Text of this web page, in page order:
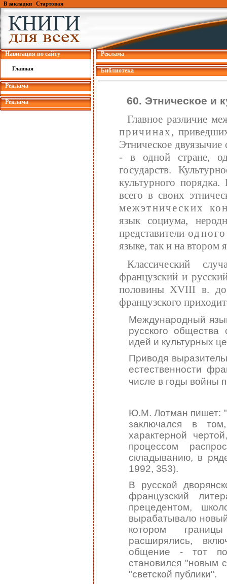
В закладки Стартовая
Навигация по сайту
Главная
Реклама
Реклама
Реклама
Библиотека
60. Этническое и
Главное различие
причинах,
Этническое
- в одной стране,
государств.
культурного
всего в своих
межэтнических
язык социума,
представителиодного
языке, так и на втором
Классический
французский и
половины XVIII в. до
французского
Международный
русского
идей и культурных
Приводя
естественности
числе в годы войны
Ю.М. Лотман пишет:
заключался в
характерной
процессом
складыванию, в
1992, 353).
В русской
французский
прецедентом,
вырабатывало
котором
расширялись,
общение - тот
становился "новым
"светской публики".